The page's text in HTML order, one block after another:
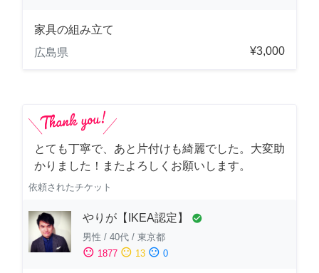
家具の組み立て
広島県
¥3,000
とても丁寧で、あと片付けも綺麗でした。大変助
かりました！またよろしくお願いします。
依頼されたチケット
やりが【IKEA認定】 check_circle
男性 / 40代 / 東京都
sentiment_satisfied 1877 sentiment_neutral 13 sentiment_dissatisfied 0